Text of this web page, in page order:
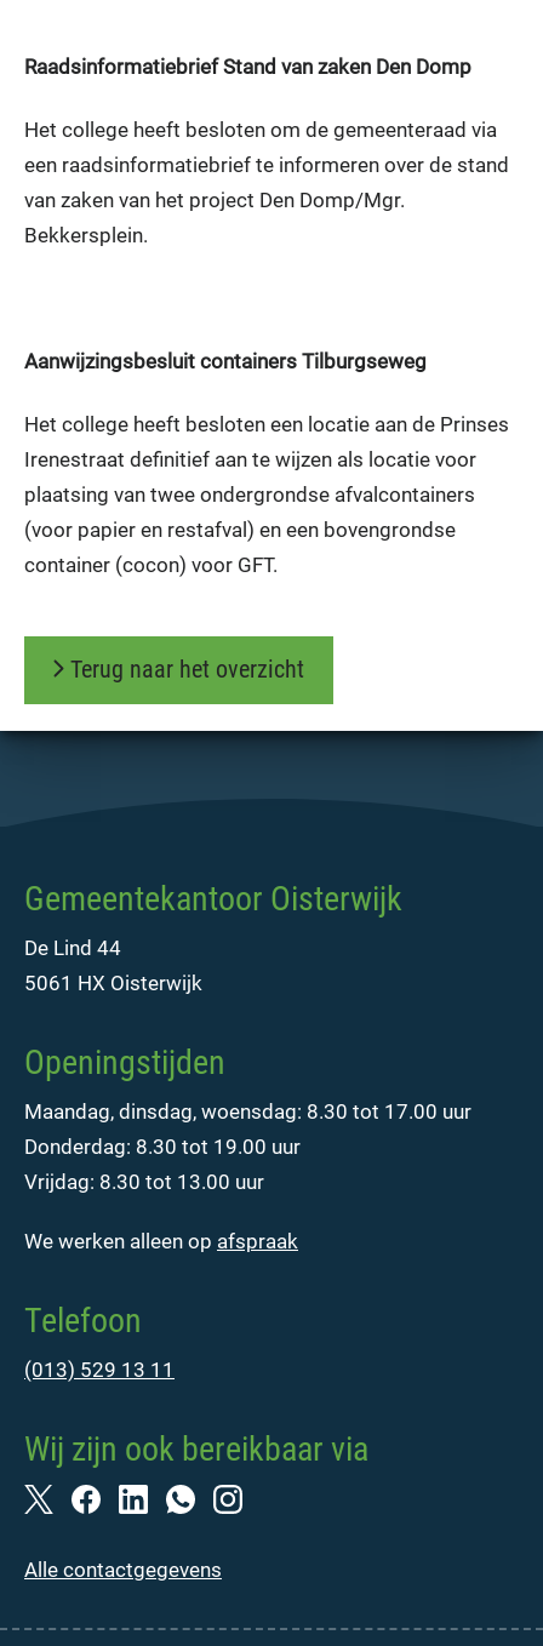
Raadsinformatiebrief Stand van zaken Den Domp
Het college heeft besloten om de gemeenteraad via
een raadsinformatiebrief te informeren over de stand
van zaken van het project Den Domp/Mgr.
Bekkersplein.
Aanwijzingsbesluit containers Tilburgseweg
Het college heeft besloten een locatie aan de Prinses
Irenestraat definitief aan te wijzen als locatie voor
plaatsing van twee ondergrondse afvalcontainers
(voor papier en restafval) en een bovengrondse
container (cocon) voor GFT.
Terug naar het overzicht
Gemeentekantoor Oisterwijk
De Lind 44
5061 HX Oisterwijk
Openingstijden
Maandag, dinsdag, woensdag: 8.30 tot 17.00 uur
Donderdag: 8.30 tot 19.00 uur
Vrijdag: 8.30 tot 13.00 uur
We werken alleen op afspraak
Telefoon
(013) 529 13 11
Wij zijn ook bereikbaar via
Alle contactgegevens